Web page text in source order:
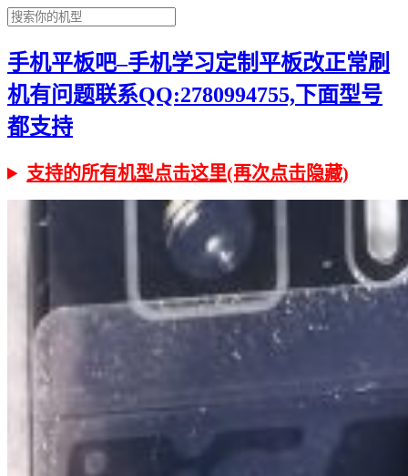
手机平板吧–手机学习定制平板改正常刷
机有问题联系QQ:2780994755,下面型号
都支持
支持的所有机型点击这里(再次点击隐藏)